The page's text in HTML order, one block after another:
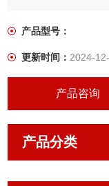
产品型号：
更新时间：2024-
产品咨询
产品分类